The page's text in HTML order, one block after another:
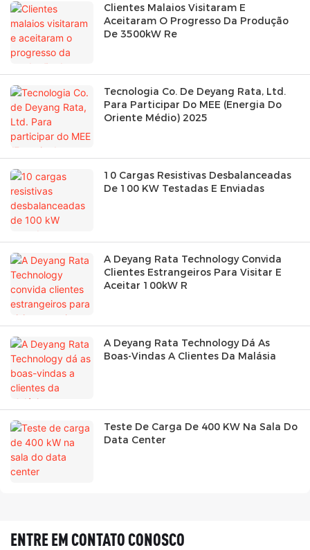
Clientes Malaios Visitaram E
Aceitaram O Progresso Da Produção
De 3500kW Re
Tecnologia Co. De Deyang Rata, Ltd.
Para Participar Do MEE (Energia Do
Oriente Médio) 2025
10 Cargas Resistivas Desbalanceadas
De 100 KW Testadas E Enviadas
A Deyang Rata Technology Convida
Clientes Estrangeiros Para Visitar E
Aceitar 100kW R
A Deyang Rata Technology Dá As
Boas-Vindas A Clientes Da Malásia
Teste De Carga De 400 KW Na Sala Do
Data Center
ENTRE EM CONTATO CONOSCO